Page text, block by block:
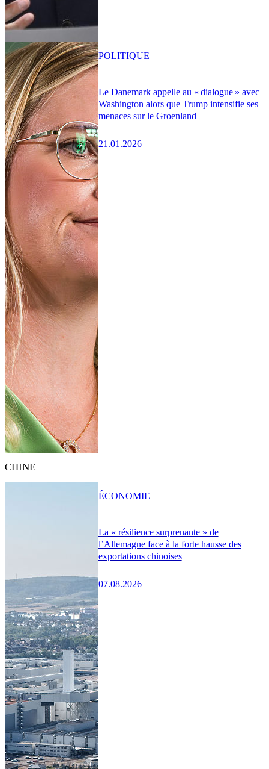
Le Danemark appelle au « dialogue » avec
Washington alors que Trump intensifie ses
menaces sur le Groenland
21.01.2026
POLITIQUE
CHINE
La « résilience surprenante » de
l’Allemagne face à la forte hausse des
exportations chinoises
07.08.2026
ÉCONOMIE